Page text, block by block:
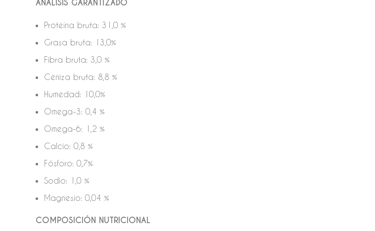
ANÁLISIS GARANTIZADO
Proteína bruta: 31,0 %
Grasa bruta: 13,0%
Fibra bruta: 3,0 %
Ceniza bruta: 8,8 %
Humedad: 10,0%
Omega-3: 0,4 %
Omega-6: 1,2 %
Calcio: 0,8 %
Fósforo: 0,7%
Sodio: 1,0 %
Magnesio: 0,04 %
COMPOSICIÓN NUTRICIONAL